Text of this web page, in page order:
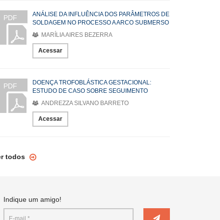
PDF
ANÁLISE DA INFLUÊNCIA DOS PARÂMETROS DE
SOLDAGEM NO PROCESSO A ARCO SUBMERSO
MARÍLIA AIRES BEZERRA
Acessar
PDF
DOENÇA TROFOBLÁSTICA GESTACIONAL:
ESTUDO DE CASO SOBRE SEGUIMENTO
ANDREZZA SILVANO BARRETO
Acessar
todos
Indique um amigo!